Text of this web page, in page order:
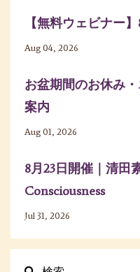
【無料ウェビナー
Aug 04, 2026
お盆期間のお休み
案内
Aug 01, 2026
8月23日開催｜清田
Consciousness
Jul 31, 2026